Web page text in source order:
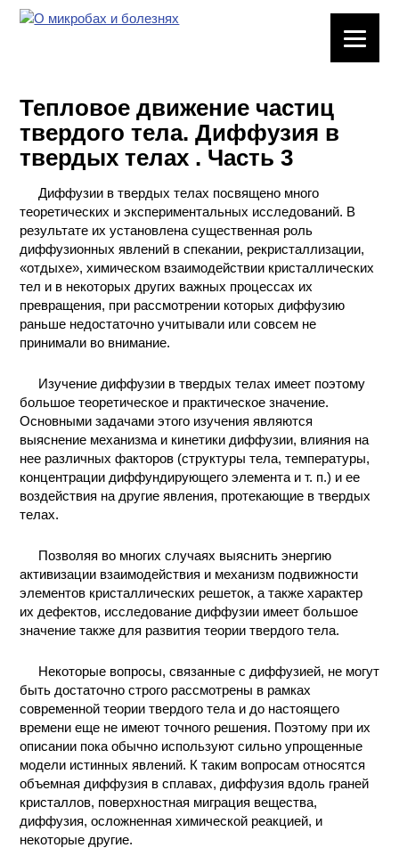
ХИМИЧЕСКАЯ
ПОСУДА
ФАКТОРЫ
МЕТОДЫ
ПРАКТИЧЕСКОЙ
ХИМИИ
ХИМИЯ НА
ПРОИЗВОДСТВЕ
КОНТАКТЫ
Тепловое движение частиц
твердого тела. Диффузия в
твердых телах . Часть 3
Диффузии в твердых телах посвящено много
теоретических и экспериментальных исследований. В
результате их установлена существенная роль
диффузионных явлений в спекании, рекристаллизации,
«отдыхе», химическом взаимодействии кристаллических
тел и в некоторых других важных процессах их
превращения, при рассмотрении которых диффузию
раньше недостаточно учитывали или совсем не
принимали во внимание.
Изучение диффузии в твердых телах имеет поэтому
большое теоретическое и практическое значение.
Основными задачами этого изучения являются
выяснение механизма и кинетики диффузии, влияния на
нее различных факторов (структуры тела, температуры,
концентрации диффундирующего элемента и т. п.) и ее
воздействия на другие явления, протекающие в твердых
телах.
Позволяя во многих случаях выяснить энергию
активизации взаимодействия и механизм подвижности
элементов кристаллических решеток, а также характер
их дефектов, исследование диффузии имеет большое
значение также для развития теории твердого тела.
Некоторые вопросы, связанные с диффузией, не могут
быть достаточно строго рассмотрены в рамках
современной теории твердого тела и до настоящего
времени еще не имеют точного решения. Поэтому при их
описании пока обычно используют сильно упрощенные
модели истинных явлений. К таким вопросам относятся
объемная диффузия в сплавах, диффузия вдоль граней
кристаллов, поверхностная миграция вещества,
диффузия, осложненная химической реакцией, и
некоторые другие.